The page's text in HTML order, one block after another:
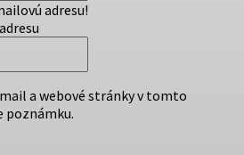
adresu!
a webové stránky v tomto
poznámku.